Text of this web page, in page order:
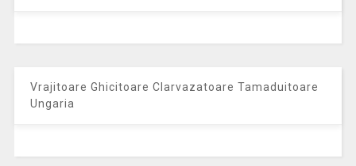
Vrajitoare Ghicitoare Clarvazatoare Tamaduitoare
Ungaria